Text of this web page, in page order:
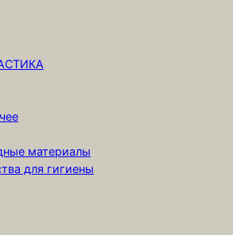
материалы
для гигиены